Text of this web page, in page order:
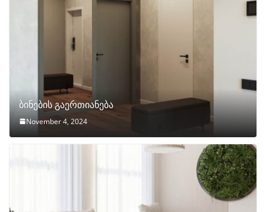
ბინების გაერთიანება
November 4, 2024